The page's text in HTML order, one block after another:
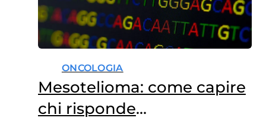
ONCOLOGIA
Mesotelioma: come capire
chi risponde